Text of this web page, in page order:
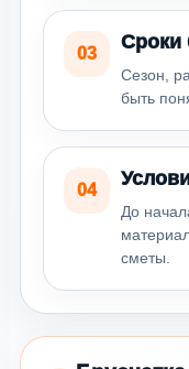
03
Сроки
Сезон,
быть
04
До
сметы.